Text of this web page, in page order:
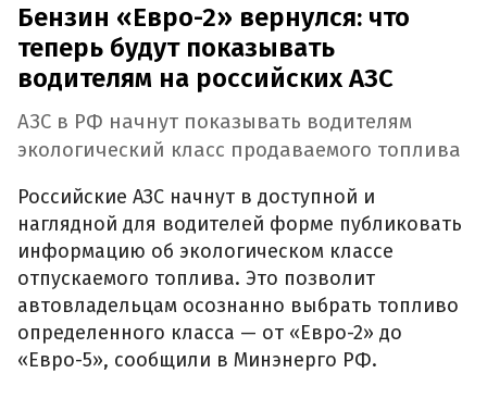
Бензин «Евро-2» вернулся: что
теперь будут показывать
водителям на российских АЗС
АЗС в РФ начнут показывать водителям
экологический класс продаваемого топлива
Российские АЗС начнут в доступной и
наглядной для водителей форме публиковать
информацию об экологическом классе
отпускаемого топлива. Это позволит
автовладельцам осознанно выбрать топливо
определенного класса — от «Евро-2» до
«Евро-5», сообщили в Минэнерго РФ.